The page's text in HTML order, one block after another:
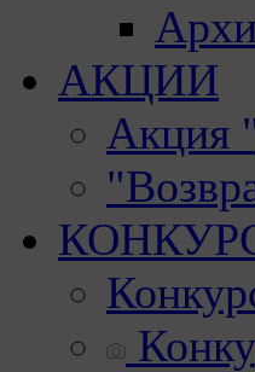
АКЦИИ
Акция